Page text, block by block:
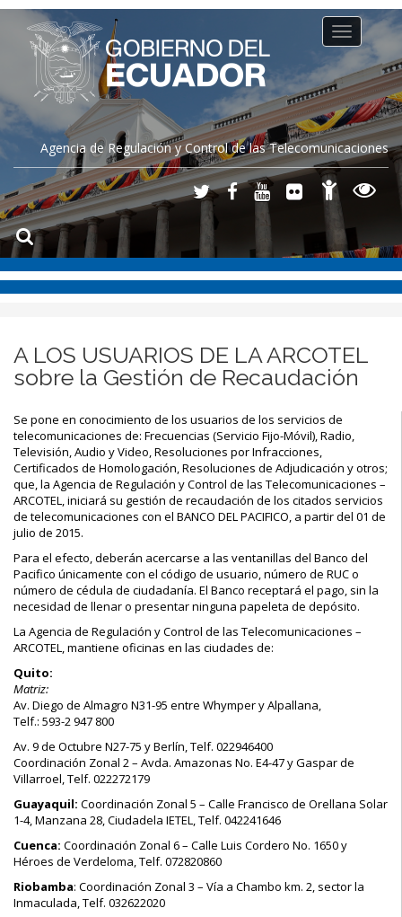
Agencia de Regulación y Control de las Telecomunicaciones
Toggle
navigation
A LOS USUARIOS DE LA ARCOTEL
sobre la Gestión de Recaudación
Se pone en conocimiento de los usuarios de los servicios de
telecomunicaciones de: Frecuencias (Servicio Fijo-Móvil), Radio,
Televisión, Audio y Video, Resoluciones por Infracciones,
Certificados de Homologación, Resoluciones de Adjudicación y otros;
que, la Agencia de Regulación y Control de las Telecomunicaciones –
ARCOTEL, iniciará su gestión de recaudación de los citados servicios
de telecomunicaciones con el BANCO DEL PACIFICO, a partir del 01 de
julio de 2015.
Para el efecto, deberán acercarse a las ventanillas del Banco del
Pacifico únicamente con el código de usuario, número de RUC o
número de cédula de ciudadanía. El Banco receptará el pago, sin la
necesidad de llenar o presentar ninguna papeleta de depósito.
La Agencia de Regulación y Control de las Telecomunicaciones –
ARCOTEL, mantiene oficinas en las ciudades de:
Quito:
Matriz:
Av. Diego de Almagro N31-95 entre Whymper y Alpallana,
Telf.: 593-2 947 800
Av. 9 de Octubre N27-75 y Berlín, Telf. 022946400
Coordinación Zonal 2 – Avda. Amazonas No. E4-47 y Gaspar de
Villarroel, Telf. 022272179
Guayaquil: Coordinación Zonal 5 – Calle Francisco de Orellana Solar
1-4, Manzana 28, Ciudadela IETEL, Telf. 042241646
Cuenca: Coordinación Zonal 6 – Calle Luis Cordero No. 1650 y
Héroes de Verdeloma, Telf. 072820860
Riobamba: Coordinación Zonal 3 – Vía a Chambo km. 2, sector la
Inmaculada, Telf. 032622020